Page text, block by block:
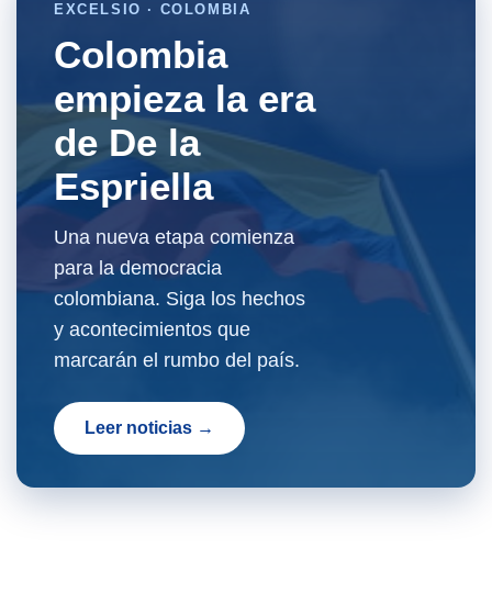
EXCELSIO · COLOMBIA
Colombia
empieza la era
de De la
Espriella
Una nueva etapa comienza
para la democracia
colombiana. Siga los hechos
y acontecimientos que
marcarán el rumbo del país.
Leer noticias →